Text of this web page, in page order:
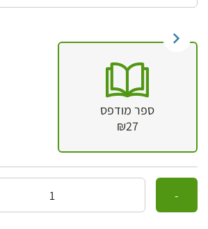
ספר מודפס
₪27
כמות